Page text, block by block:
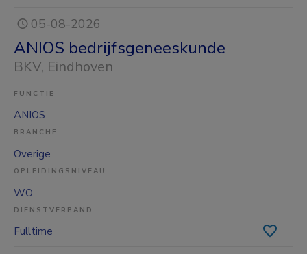
05-08-2026
ANIOS bedrijfsgeneeskunde
BKV, Eindhoven
FUNCTIE
ANIOS
BRANCHE
Overige
OPLEIDINGSNIVEAU
WO
DIENSTVERBAND
Fulltime